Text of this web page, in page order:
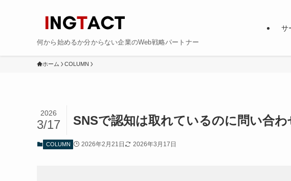
何から始めるか分からない企業のWeb戦略パートナー
サ
ホーム COLUMN
SNSで認知は取れているのに問い合
2026
3/17
COLUMN 2026年2月21日 2026年3月17日